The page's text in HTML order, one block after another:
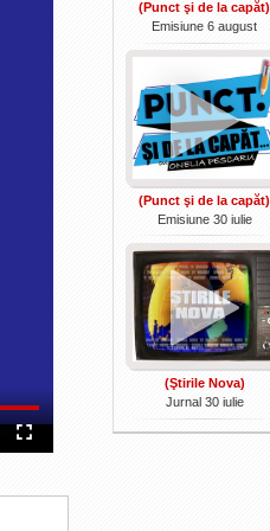
Fullscreen
(Punct şi de la capăt)
Emisiune 6 august
(Punct şi de la capăt)
Emisiune 30 iulie
(Ştirile Nova)
Jurnal 30 iulie